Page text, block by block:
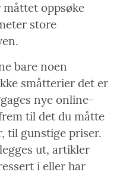
oppsøke
store
bare noen
småtterier det er
nye online-
til det du måtte
til gunstige priser.
ut, artikler
i eller har